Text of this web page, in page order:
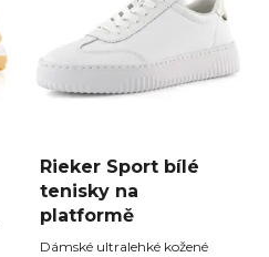
Rieker Sport bílé
tenisky na
platformě
Dámské ultralehké kožené